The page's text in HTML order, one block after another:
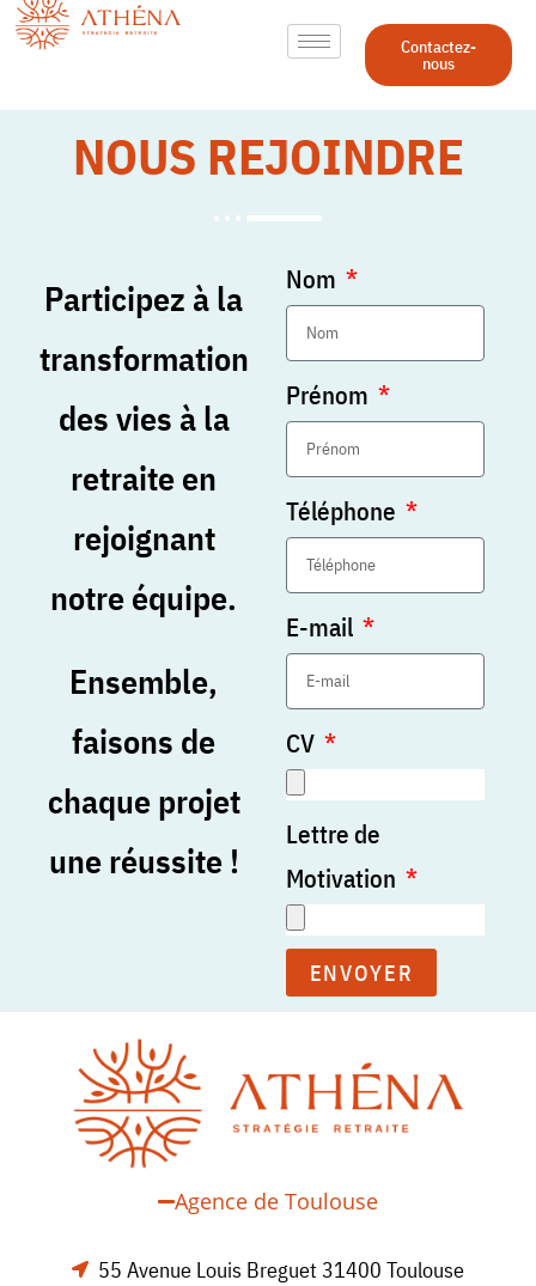
Contactez-
nous
NOUS REJOINDRE
Participez à la
transformation
des vies à la
retraite en
rejoignant
notre équipe.
Ensemble,
faisons de
chaque projet
une réussite !
Nom
Prénom
Téléphone
E-mail
CV
Lettre de
Motivation
ENVOYER
Agence de Toulouse
55 Avenue Louis Breguet 31400 Toulouse